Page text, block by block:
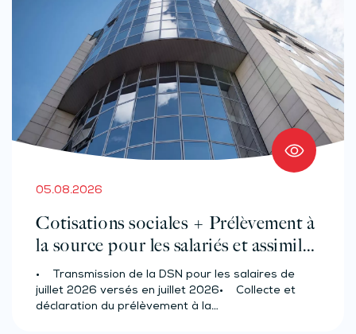
05.08.2026
Cotisations sociales + Prélèvement à
la source pour les salariés et assimilés
(effectif d’au moins 50 salariés)
• Transmission de la DSN pour les salaires de
juillet 2026 versés en juillet 2026• Collecte et
déclaration du prélèvement à la…